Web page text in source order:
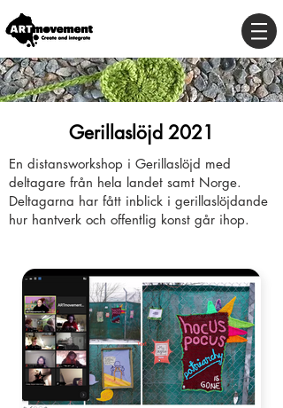
Gerillaslöjd 2021
En distansworkshop i Gerillaslöjd med
deltagare från hela landet samt Norge.
Deltagarna har fått inblick i gerillaslöjdande
hur hantverk och offentlig konst går ihop.